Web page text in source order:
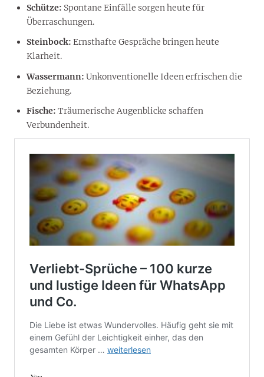
Schütze: Spontane Einfälle sorgen heute für
Überraschungen.
Steinbock: Ernsthafte Gespräche bringen heute
Klarheit.
Wassermann: Unkonventionelle Ideen erfrischen die
Beziehung.
Fische: Träumerische Augenblicke schaffen
Verbundenheit.